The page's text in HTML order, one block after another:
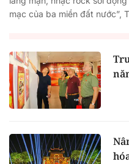
mạc của ba miền đất nước”,